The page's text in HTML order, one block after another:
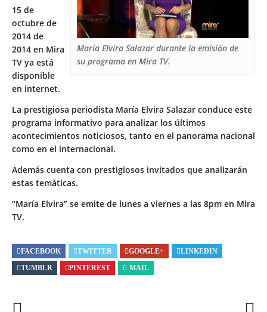
María Elvira Salazar durante la emisión de
su programa en Mira TV.
15 de
octubre de
2014 de
2014 en Mira
TV ya está
disponible
en internet.
La prestigiosa periodista María Elvira Salazar conduce este
programa informativo para analizar los últimos
acontecimientos noticiosos, tanto en el panorama nacional
como en el internacional.
Además cuenta con prestigiosos invitados que analizarán
estas temáticas.
“María Elvira” se emite de lunes a viernes a las 8pm en Mira
TV.
FACEBOOK TWITTER GOOGLE+
LINKEDIN
TUMBLR
PINTEREST MAIL